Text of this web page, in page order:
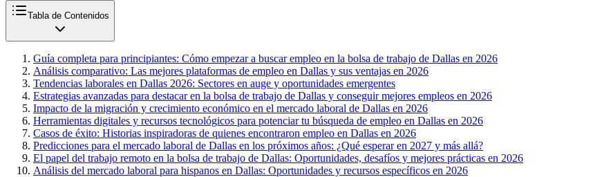
Tabla de Contenidos
Guía completa para principiantes: Cómo empezar a buscar empleo en la bolsa de trabajo de Dallas en 2026
Análisis comparativo: Las mejores plataformas de empleo en Dallas y sus ventajas en 2026
Tendencias laborales en Dallas 2026: Sectores en auge y oportunidades emergentes
Estrategias avanzadas para destacar en la bolsa de trabajo de Dallas y conseguir mejores empleos en 2026
Impacto de la migración y crecimiento económico en el mercado laboral de Dallas en 2026
Herramientas digitales y recursos tecnológicos para potenciar tu búsqueda de empleo en Dallas en 2026
Casos de éxito: Historias inspiradoras de quienes encontraron empleo en Dallas en 2026
Predicciones para el mercado laboral de Dallas en los próximos años: ¿Qué esperar en 2027 y más allá?
El papel del trabajo remoto en la bolsa de trabajo de Dallas: Oportunidades, desafíos y mejores prácticas en 2026
Análisis del mercado laboral para hispanos en Dallas: Oportunidades y recursos específicos en 2026